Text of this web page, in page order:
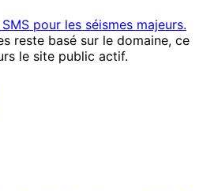
pour les séismes majeurs.
reste basé sur le domaine, ce
le site public actif.